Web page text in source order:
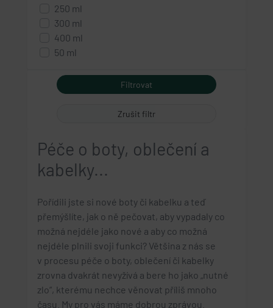
250 ml
300 ml
400 ml
50 ml
60 ml
75 ml
Zrušit filtr
Péče o boty, oblečení a
kabelky...
Pořídili jste si nové boty či kabelku a teď
přemýšlíte, jak o ně pečovat, aby vypadaly co
možná nejdéle jako nové a aby co možná
nejdéle plnili svoji funkci? Většina z nás se
v procesu péče o boty, oblečení či kabelky
zrovna dvakrát nevyžívá a bere ho jako „nutné
zlo“, kterému nechce věnovat příliš mnoho
času. My pro vás máme dobrou zprávou.